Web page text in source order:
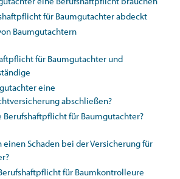
für Baumgutachter abdeckt
Baumgutachtern
für Baumgutachter und
eine
abschließen?
Berufshaftpflicht für Baumgutachter?
Schaden bei der Versicherung für
für Baumkontrolleure